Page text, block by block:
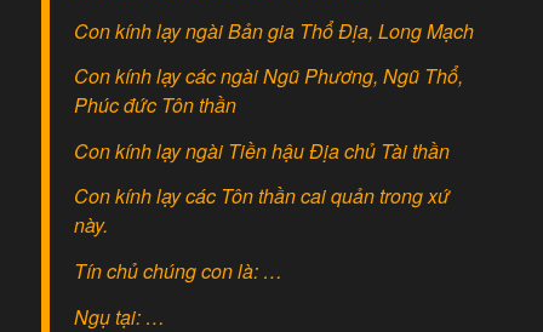
Con kính lạy ngài Bản gia Thổ Địa, Long Mạch
Con kính lạy các ngài Ngũ Phương, Ngũ Thổ,
Phúc đức Tôn thần
Con kính lạy ngài Tiền hậu Địa chủ Tài thần
Con kính lạy các Tôn thần cai quản trong xứ
này.
Tín chủ chúng con là: …
Ngụ tại: …